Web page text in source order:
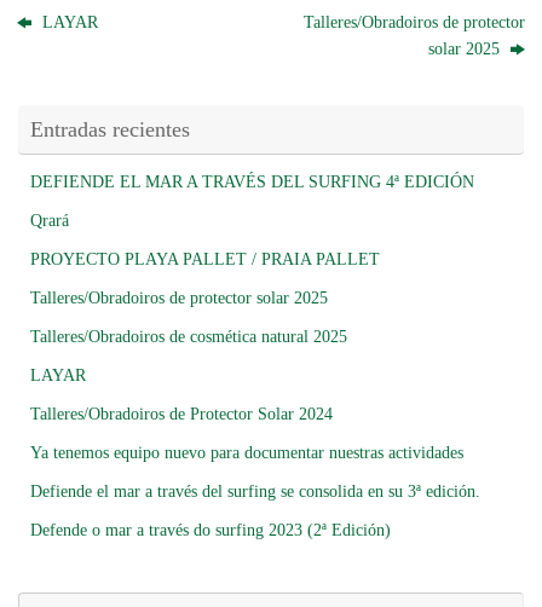
LAYAR
Talleres/Obradoiros de protector
solar 2025
Entradas recientes
DEFIENDE EL MAR A TRAVÉS DEL SURFING 4ª EDICIÓN
Qrará
PROYECTO PLAYA PALLET / PRAIA PALLET
Talleres/Obradoiros de protector solar 2025
Talleres/Obradoiros de cosmética natural 2025
LAYAR
Talleres/Obradoiros de Protector Solar 2024
Ya tenemos equipo nuevo para documentar nuestras actividades
Defiende el mar a través del surfing se consolida en su 3ª edición.
Defende o mar a través do surfing 2023 (2ª Edición)